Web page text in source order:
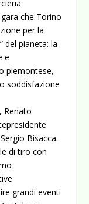
che Torino
per la
del pianeta: la
e
piemontese,
soddisfazione
Renato
Bisacca.
di tiro con
grandi eventi